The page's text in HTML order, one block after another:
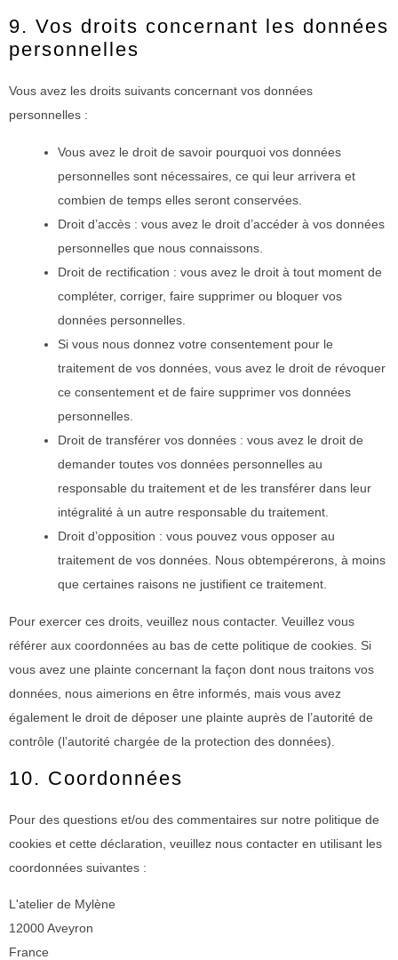
9. Vos droits concernant les données
personnelles
Vous avez les droits suivants concernant vos données
personnelles :
Vous avez le droit de savoir pourquoi vos données
personnelles sont nécessaires, ce qui leur arrivera et
combien de temps elles seront conservées.
Droit d’accès : vous avez le droit d’accéder à vos données
personnelles que nous connaissons.
Droit de rectification : vous avez le droit à tout moment de
compléter, corriger, faire supprimer ou bloquer vos
données personnelles.
Si vous nous donnez votre consentement pour le
traitement de vos données, vous avez le droit de révoquer
ce consentement et de faire supprimer vos données
personnelles.
Droit de transférer vos données : vous avez le droit de
demander toutes vos données personnelles au
responsable du traitement et de les transférer dans leur
intégralité à un autre responsable du traitement.
Droit d’opposition : vous pouvez vous opposer au
traitement de vos données. Nous obtempérerons, à moins
que certaines raisons ne justifient ce traitement.
Pour exercer ces droits, veuillez nous contacter. Veuillez vous
référer aux coordonnées au bas de cette politique de cookies. Si
vous avez une plainte concernant la façon dont nous traitons vos
données, nous aimerions en être informés, mais vous avez
également le droit de déposer une plainte auprès de l’autorité de
contrôle (l’autorité chargée de la protection des données).
10. Coordonnées
Pour des questions et/ou des commentaires sur notre politique de
cookies et cette déclaration, veuillez nous contacter en utilisant les
coordonnées suivantes :
L'atelier de Mylène
12000 Aveyron
France